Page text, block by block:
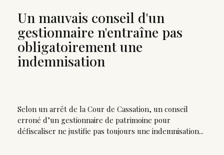
Un mauvais conseil d'un
gestionnaire n'entraîne pas
obligatoirement une
indemnisation
Selon un arrêt de la Cour de Cassation, un conseil
erroné d’un gestionnaire de patrimoine pour
défiscaliser ne justifie pas toujours une indemnisation...